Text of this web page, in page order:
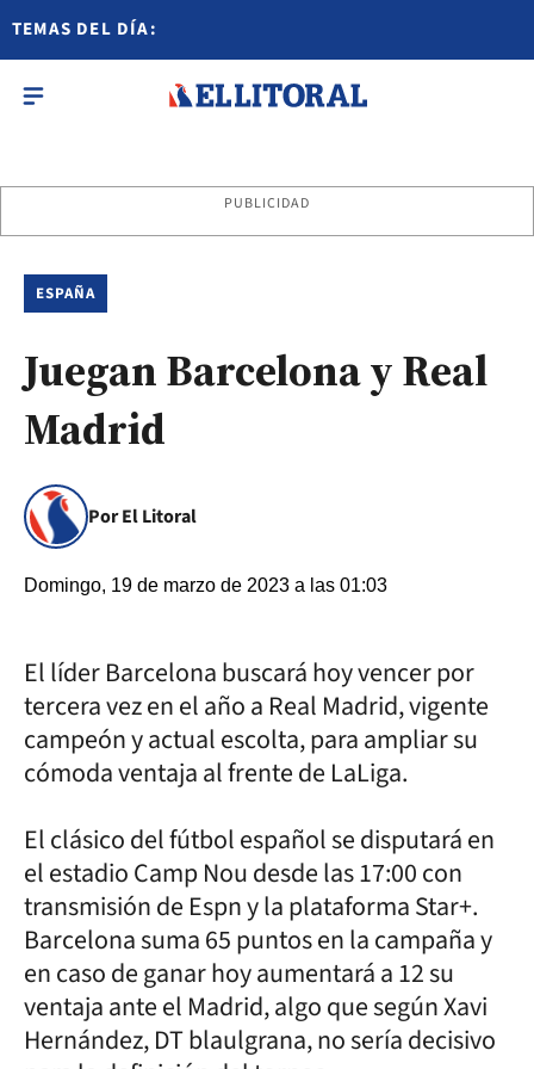
TEMAS DEL DÍA:
PUBLICIDAD
ESPAÑA
Juegan Barcelona y Real
Madrid
Por El Litoral
Domingo, 19 de marzo de 2023 a las 01:03
El líder Barcelona buscará hoy vencer por
tercera vez en el año a Real Madrid, vigente
campeón y actual escolta, para ampliar su
cómoda ventaja al frente de LaLiga.
El clásico del fútbol español se disputará en
el estadio Camp Nou desde las 17:00 con
transmisión de Espn y la plataforma Star+.
Barcelona suma 65 puntos en la campaña y
en caso de ganar hoy aumentará a 12 su
ventaja ante el Madrid, algo que según Xavi
Hernández, DT blaulgrana, no sería decisivo